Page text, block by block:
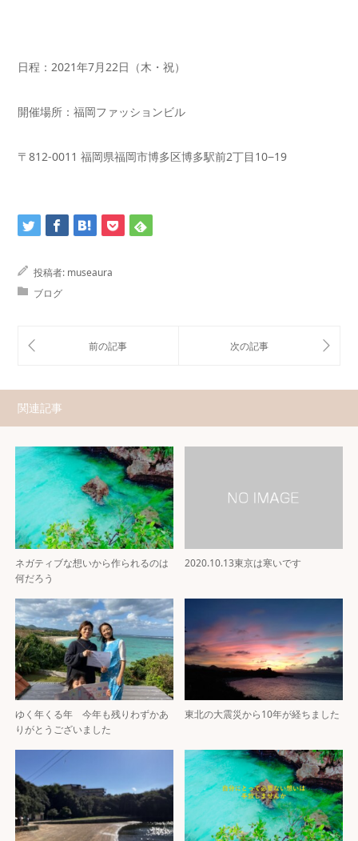
日程：2021年7月22日（木・祝）
開催場所：福岡ファッションビル
〒812-0011 福岡県福岡市博多区博多駅前2丁目10−19
投稿者: museaura
ブログ
関連記事
ネガティブな想いから作られるのは
何だろう
2020.10.13東京は寒いです
ゆく年くる年 今年も残りわずかあ
りがとうございました
東北の大震災から10年が経ちました